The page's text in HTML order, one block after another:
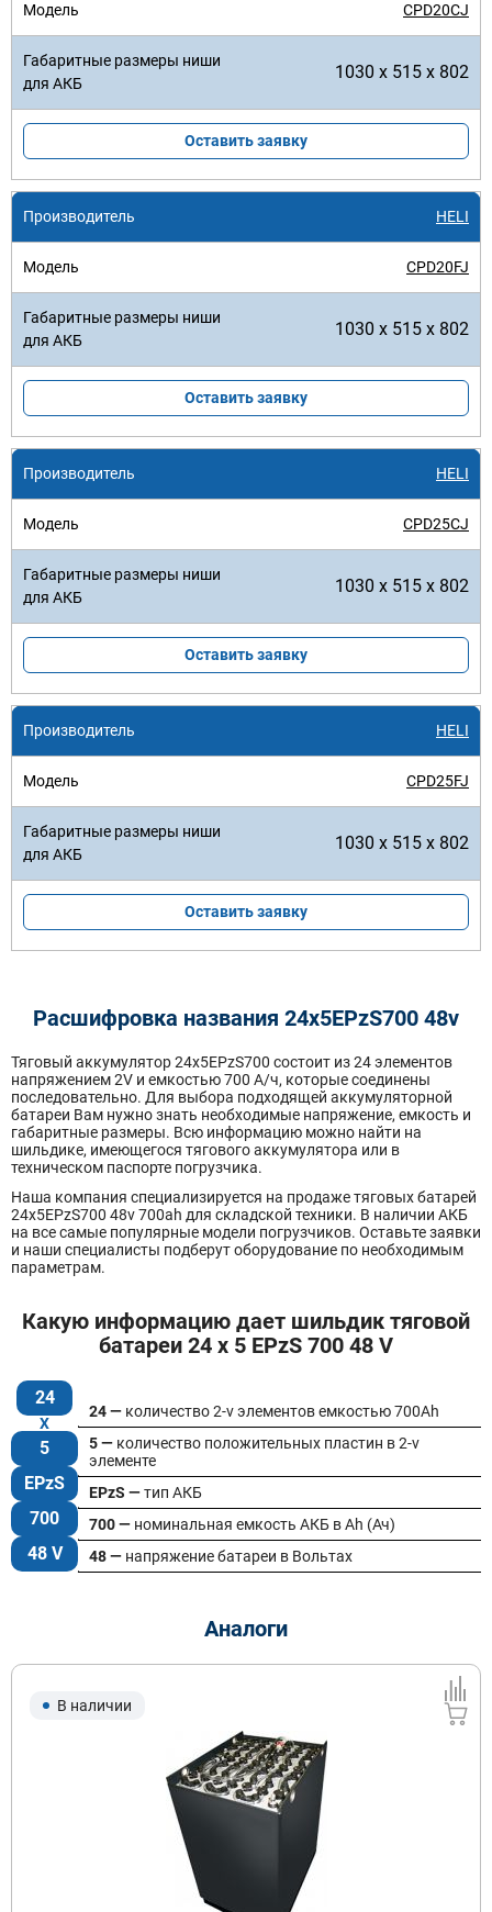
CPD20CJ
1030 x 515 x 802
Оставить заявку
HELI
CPD20FJ
1030 x 515 x 802
Оставить заявку
HELI
CPD25CJ
1030 x 515 x 802
Оставить заявку
HELI
CPD25FJ
1030 x 515 x 802
Оставить заявку
Расшифровка названия 24х5EPzS700 48v
Тяговый аккумулятор 24x5EPzS700 состоит из 24 элементов
напряжением 2V и емкостью 700 А/ч, которые соединены
последовательно. Для выбора подходящей аккумуляторной
батареи Вам нужно знать необходимые напряжение, емкость и
габаритные размеры. Всю информацию можно найти на
шильдике, имеющегося тягового аккумулятора или в
техническом паспорте погрузчика.
Наша компания специализируется на продаже тяговых батарей
24х5EPzS700 48v 700ah для складской техники. В наличии АКБ
на все самые популярные модели погрузчиков. Оставьте заявки
и наши специалисты подберут оборудование по необходимым
параметрам.
Какую информацию дает шильдик тяговой
батареи 24 x 5 EPzS 700 48 V
24
5
EPzS
700
48 V
24 — количество 2-v элементов емкостью 700Ah
48 — напряжение батареи в Вольтах
5 — количество положительных пластин в 2-v
элементе
700 — номинальная емкость АКБ в Ah (Ач)
EPzS —тип АКБ
Аналоги
В наличии